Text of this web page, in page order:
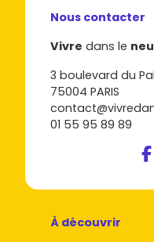
Nous contacter
Vivre dans le
3 boulevard du
75004 PARIS
01 55 95 89 89
À découvrir